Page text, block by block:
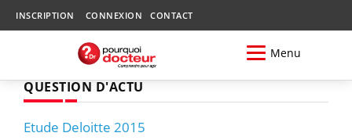
INSCRIPTION CONNEXION CONTACT
Menu
QUESTION D'ACTU
Etude Deloitte 2015